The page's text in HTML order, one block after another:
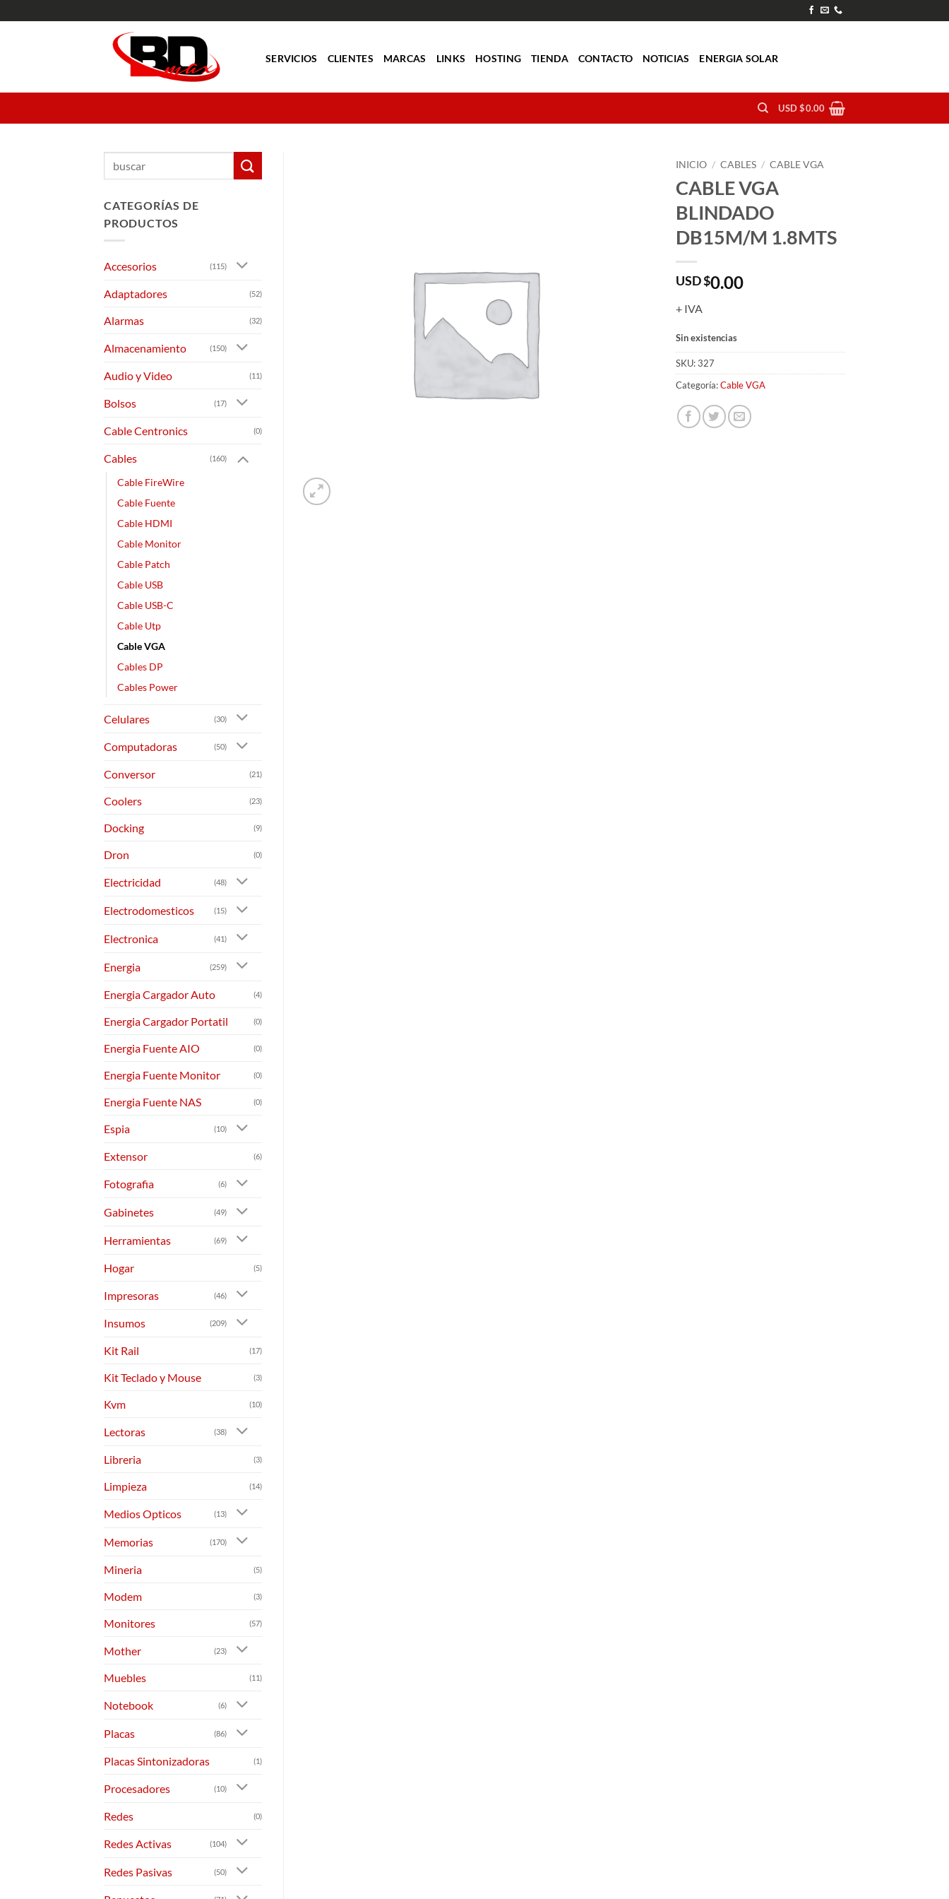
al
SERVICIOS CLIENTES MARCAS LINKS HOSTING TIENDA CONTACTO NOTICIAS ENERGIA SOLAR
USD $0.00
INICIO / CABLES / CABLE VGA
CABLE VGA
BLINDADO
DB15M/M 1.8MTS
USD $0.00
+ IVA
Sin existencias
SKU:327
Categoría:Cable VGA
CATEGORÍAS DE
PRODUCTOS
Accesorios (115)
Adaptadores (52)
Alarmas (32)
Almacenamiento (150)
Audio y Video (11)
Bolsos (17)
Cable Centronics (0)
Cables (160)
Cable FireWire
Cable Fuente
Cable HDMI
Cable Monitor
Cable Patch
Cable USB
Cable USB-C
Cable Utp
Cable VGA
Cables DP
Cables Power
Celulares (30)
Computadoras (50)
Conversor (21)
Coolers (23)
Docking (9)
Dron (0)
Electricidad (48)
Electrodomesticos (15)
Electronica (41)
Energia (259)
Energia Cargador Auto (4)
Energia Cargador Portatil (0)
Energia Fuente AIO (0)
Energia Fuente Monitor (0)
Energia Fuente NAS (0)
Espia (10)
Extensor (6)
Fotografia (6)
Gabinetes (49)
Herramientas (69)
Hogar (5)
Impresoras (46)
Insumos (209)
Kit Rail (17)
Kit Teclado y Mouse (3)
Kvm (10)
Lectoras (38)
Libreria (3)
Limpieza (14)
Medios Opticos (13)
Memorias (170)
Mineria (5)
Modem (3)
Monitores (57)
Mother (23)
Muebles (11)
Notebook (6)
Placas (86)
Placas Sintonizadoras (1)
Procesadores (10)
Redes (0)
Redes Activas (104)
Redes Pasivas (50)